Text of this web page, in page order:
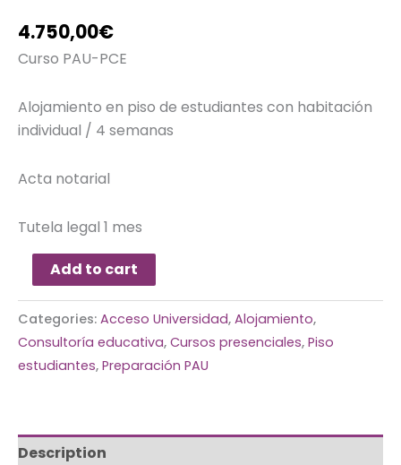
4.750,00€
Curso PAU-PCE
Alojamiento en piso de estudiantes con habitación
individual / 4 semanas
Acta notarial
Tutela legal 1 mes
Add to cart
Categories: Acceso Universidad, Alojamiento,
Consultoría educativa, Cursos presenciales, Piso
estudiantes, Preparación PAU
Description